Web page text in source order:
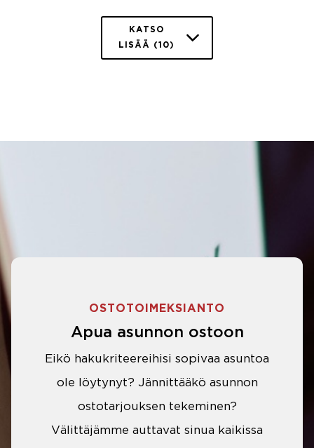
KATSO
LISÄÄ (10)
OSTOTOIMEKSIANTO
Apua asunnon ostoon
Eikö hakukriteereihisi sopivaa asuntoa
ole löytynyt? Jännittääkö asunnon
ostotarjouksen tekeminen?
Välittäjämme auttavat sinua kaikissa